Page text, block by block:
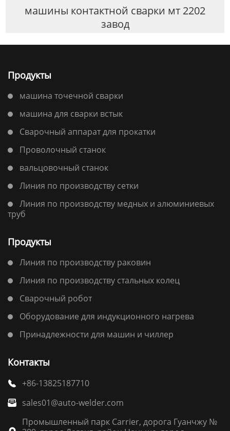
машины контактной сварки мт 2202
завод
Продукты
машина точечной сварки
машина для сварки встык
Сварочный аппарат для прокатки
Проволочный станок
вальцовочный станок
Линия по производству сетки
Линия по производству медных и алюминиевых
труб
Продукты
Линия по производству раковин
Линия по производству стальных колец
Сварочный робот
Оборудование для индукционного нагрева
Принадлежности для машин и чиллер
Контакты
 +86-13825187710
 sales01@auto-welder.com
Промышленный парк Carrier, дорога Гуанчжу №